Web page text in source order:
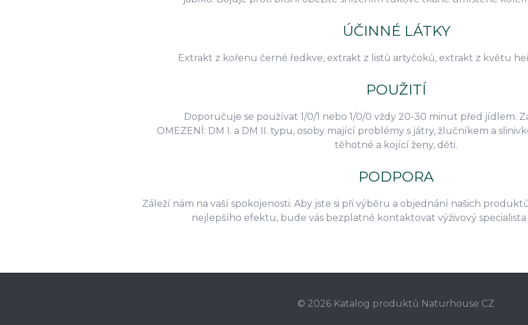
ÚČINNÉ LÁTKY
Extrakt z kořenu černé ředkve, extrakt z listů artyčoků, extrakt z květu
POUŽITÍ
Doporučuje se používat 1/0/1 nebo 1/0/0 vždy 20-30 minut před jídlem.
OMEZENÍ: DM I. a DM II. typu, osoby mající problémy s játry, žlučníkem a
těhotné a kojící ženy, děti.
PODPORA
Záleží nám na vaší spokojenosti. Aby jste si při výběru a objednání našich
nejlepšího efektu, bude vás bezplatně kontaktovat výživový specialista
© 2026 Katalog produktů Naturhouse CZ